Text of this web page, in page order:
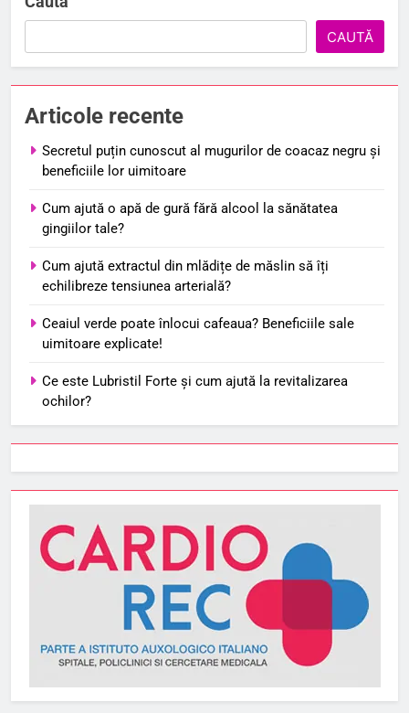
CAUTĂ
Articole recente
Secretul puțin cunoscut al mugurilor de coacaz negru și
beneficiile lor uimitoare
Cum ajută o apă de gură fără alcool la sănătatea
gingiilor tale?
Cum ajută extractul din mlădițe de măslin să îți
echilibreze tensiunea arterială?
Ceaiul verde poate înlocui cafeaua? Beneficiile sale
uimitoare explicate!
Ce este Lubristil Forte și cum ajută la revitalizarea
ochilor?